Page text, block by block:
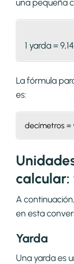
una pequeña
1 yarda =
La fórmula
es:
decímetros =
calcular:
A
en esta
Yarda
Una yarda es